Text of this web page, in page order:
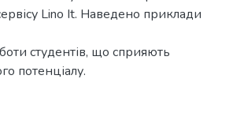
Lino It. Наведено приклади
студентів, що сприяють
потенціалу.